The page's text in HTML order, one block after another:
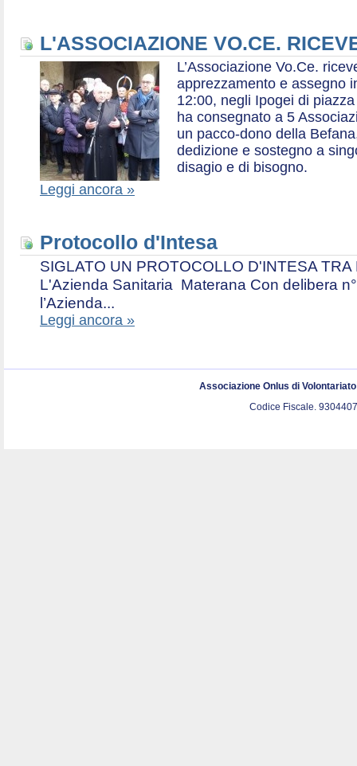
L'ASSOCIAZIONE VO.CE.
L’Associazione Vo.Ce.
apprezzamento e assegno
12:00, negli Ipogei di
ha consegnato a 5
un pacco-dono della
dedizione e sostegno a
disagio e di bisogno.
Leggi ancora »
Protocollo d'Intesa
SIGLATO UN PROTOCOLLO D'INTESA
L'Azienda Sanitaria Materana Con delibera
l’Azienda...
Leggi ancora »
Associazione Onlus di
Codice Fiscale.